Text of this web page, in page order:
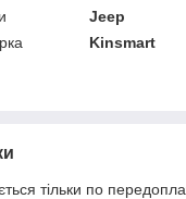
Jeep
Kinsmart
тільки по